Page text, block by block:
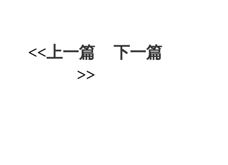
<<上一篇
下一篇
>>